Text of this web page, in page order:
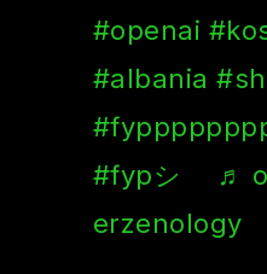
#openai
#albania
#fypシ゚
♬
erzenology